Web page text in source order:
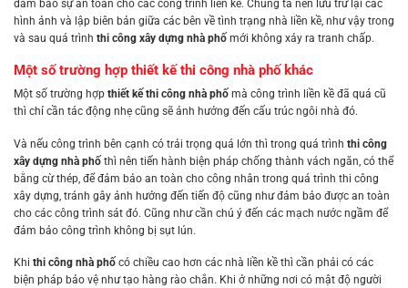
đảm bảo sự an toàn cho các công trình liền kề. Chúng ta nên lưu trữ lại các
hình ảnh và lập biên bản giữa các bên về tình trạng nhà liền kề, như vậy trong
và sau quá trình thi công xây dựng nhà phố mới không xảy ra tranh chấp.
Một số trường hợp thiết kế thi công nhà phố khác
Một số trường hợp thiết kế thi công nhà phố mà công trình liền kề đã quá cũ
thì chỉ cần tác động nhẹ cũng sẽ ảnh hưởng đến cấu trúc ngôi nhà đó.
Và nếu công trình bên cạnh có trải trọng quá lớn thì trong quá trình thi công
xây dựng nhà phố thì nên tiến hành biện pháp chống thành vách ngăn, có thể
bằng cừ thép, để đảm bảo an toàn cho công nhân trong quá trình thi công
xây dựng, tránh gây ảnh hưởng đến tiến độ cũng như đảm bảo được an toàn
cho các công trình sát đó. Cũng như cần chú ý đến các mạch nước ngầm để
đảm bảo công trình không bị sụt lún.
Khi thi công nhà phố có chiều cao hơn các nhà liền kề thì cần phải có các
biện pháp bảo vệ như tạo hàng rào chắn. Khi ở những nơi có mật độ người